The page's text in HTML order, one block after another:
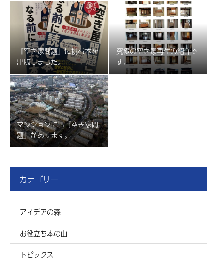
『空き家問題』に挑む本を
出版しました。
究極の空き家再生の紹介で
す。
マンションにも『空き家問
題』があります。
カテゴリー
アイデアの森
お役立ち本の山
トピックス